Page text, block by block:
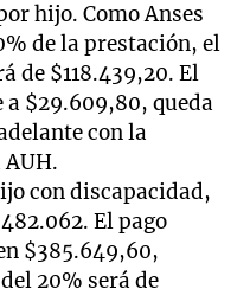
hijo. Como Anses
de la prestación, el
de $118.439,20. El
$29.609,80, queda
con la
con discapacidad,
El pago
$385.649,60,
20% será de